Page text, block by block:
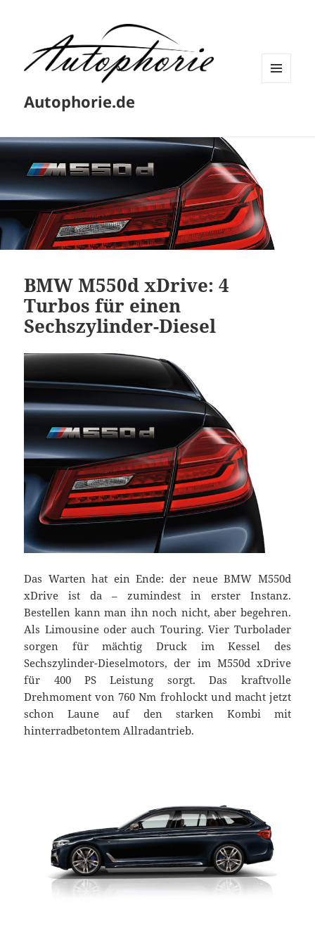
Autophorie.de
BMW M550d xDrive: 4
Turbos für einen
Sechszylinder-Diesel
Das Warten hat ein Ende: der neue BMW M550d
xDrive ist da – zumindest in erster Instanz.
Bestellen kann man ihn noch nicht, aber begehren.
Als Limousine oder auch Touring. Vier Turbolader
sorgen für mächtig Druck im Kessel des
Sechszylinder-Dieselmotors, der im M550d xDrive
für 400 PS Leistung sorgt. Das kraftvolle
Drehmoment von 760 Nm frohlockt und macht jetzt
schon Laune auf den starken Kombi mit
hinterradbetontem Allradantrieb.